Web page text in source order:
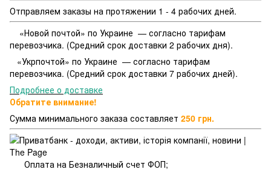
Отправляем заказы на протяжении 1 - 4 рабочих дней.
«Новой почтой» по Украине — согласно тарифам
перевозчика. (Средний срок доставки 2 рабочих дня).
«Укрпочтой» по Украине — согласно тарифам
перевозчика. (Средний срок доставки 7 рабочих дней).
Подробнее о доставке
Обратите внимание!
Сумма минимального заказа составляет 250 грн.
Оплата на Безналичный счет ФОП;